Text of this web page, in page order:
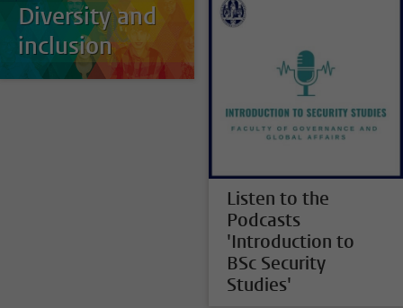
Diversity and
inclusion
Listen to the
Podcasts
'Introduction to
BSc Security
Studies'